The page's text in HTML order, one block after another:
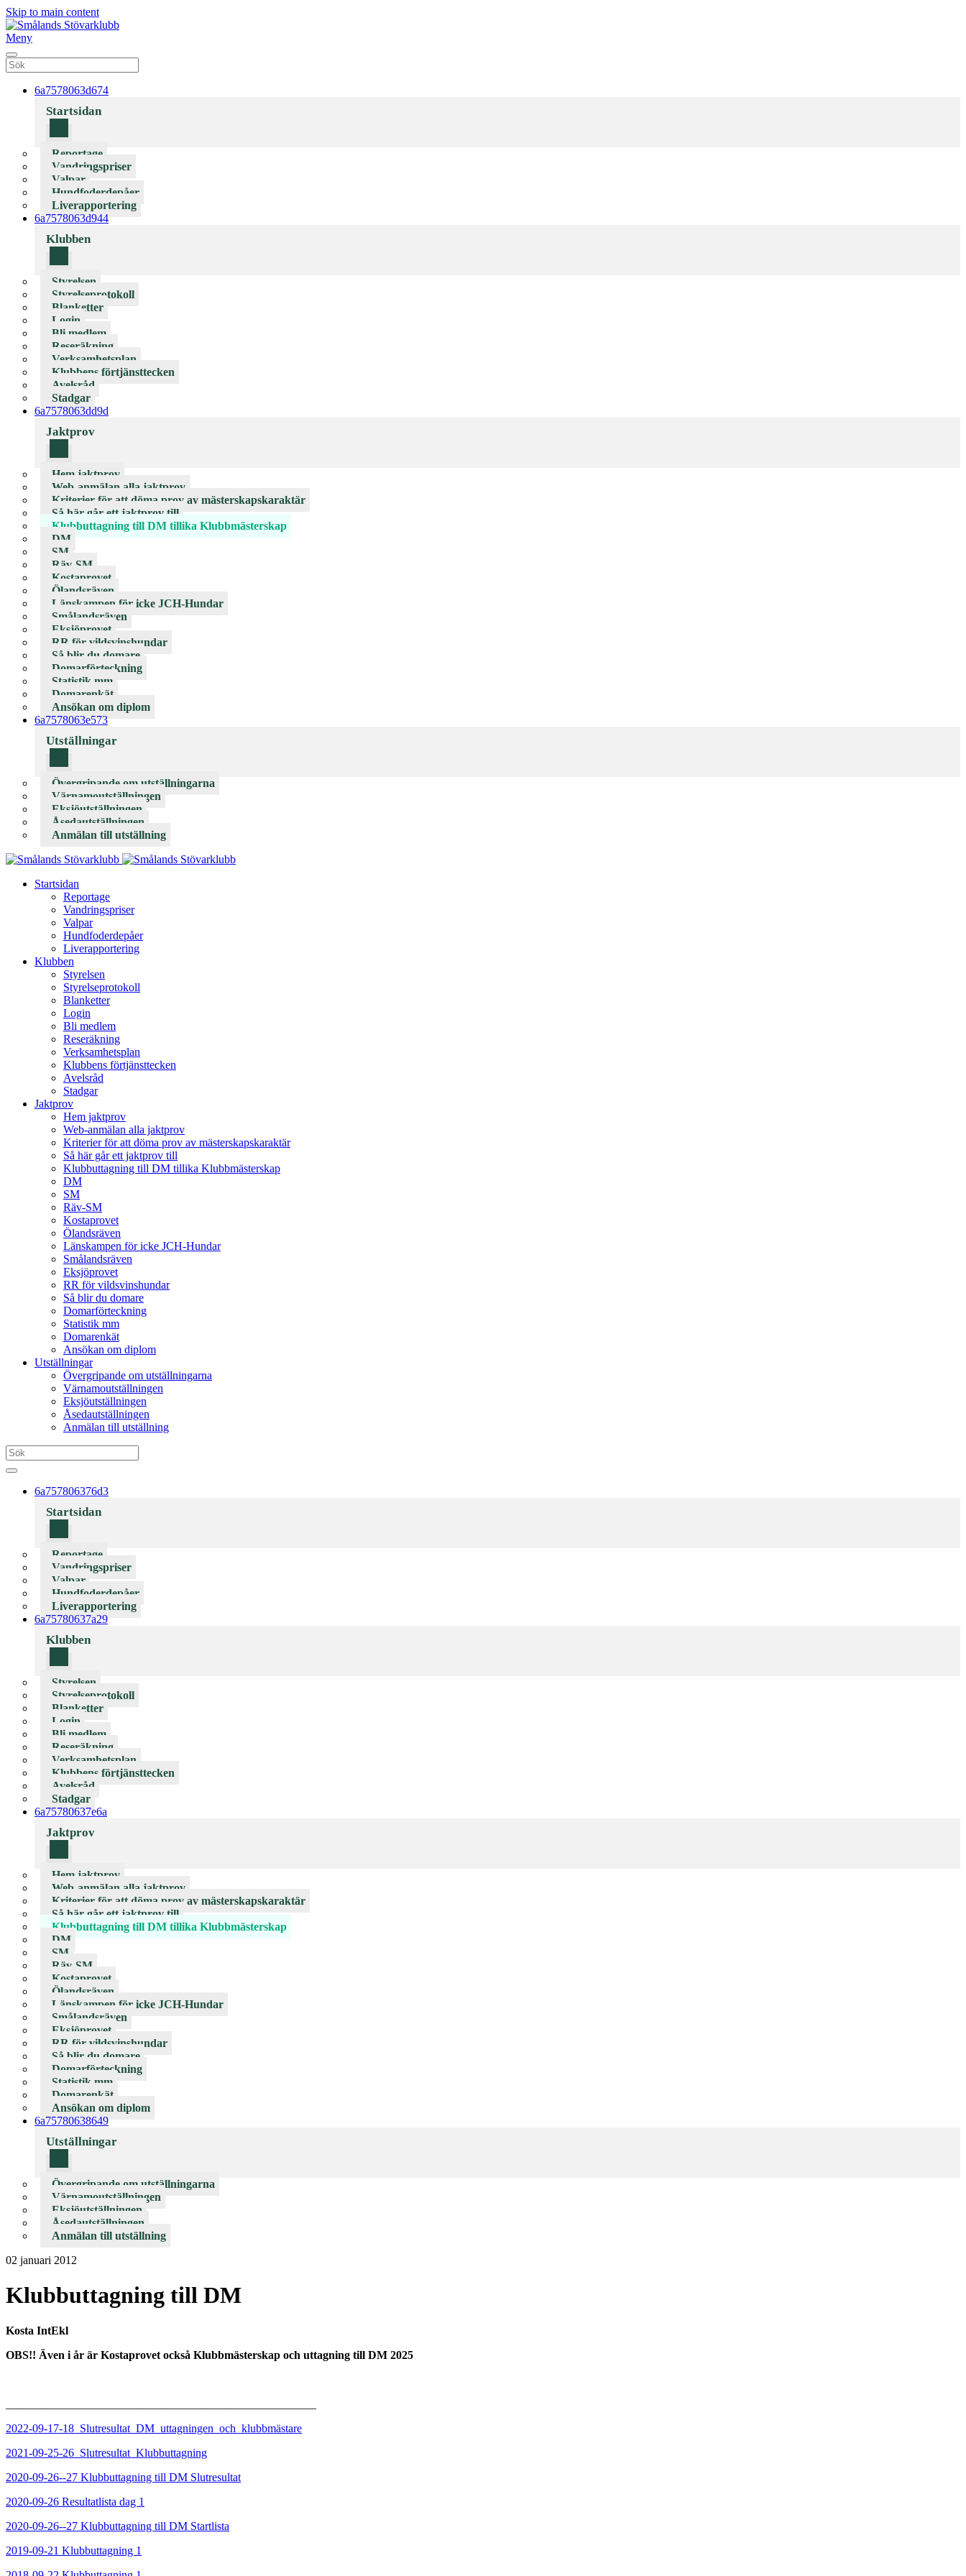
Skip to main content
Meny
6a7578063d674
Startsidan
Reportage
Vandringspriser
Valpar
Hundfoderdepåer
Liverapportering
6a7578063d944
Klubben
Styrelsen
Styrelseprotokoll
Blanketter
Login
Bli medlem
Reseräkning
Verksamhetsplan
Klubbens förtjänsttecken
Avelsråd
Stadgar
6a7578063dd9d
Jaktprov
Hem jaktprov
Web-anmälan alla jaktprov
Kriterier för att döma prov av mästerskapskaraktär
Så här går ett jaktprov till
Klubbuttagning till DM tillika Klubbmästerskap
DM
SM
Räv-SM
Kostaprovet
Ölandsräven
Länskampen för icke JCH-Hundar
Smålandsräven
Eksjöprovet
RR för vildsvinshundar
Så blir du domare
Domarförteckning
Statistik mm
Domarenkät
Ansökan om diplom
6a7578063e573
Utställningar
Övergripande om utställningarna
Värnamoutställningen
Eksjöutställningen
Åsedautställningen
Anmälan till utställning
Startsidan
Reportage
Vandringspriser
Valpar
Hundfoderdepåer
Liverapportering
Klubben
Styrelsen
Styrelseprotokoll
Blanketter
Login
Bli medlem
Reseräkning
Verksamhetsplan
Klubbens förtjänsttecken
Avelsråd
Stadgar
Jaktprov
Hem jaktprov
Web-anmälan alla jaktprov
Kriterier för att döma prov av mästerskapskaraktär
Så här går ett jaktprov till
Klubbuttagning till DM tillika Klubbmästerskap
DM
SM
Räv-SM
Kostaprovet
Ölandsräven
Länskampen för icke JCH-Hundar
Smålandsräven
Eksjöprovet
RR för vildsvinshundar
Så blir du domare
Domarförteckning
Statistik mm
Domarenkät
Ansökan om diplom
Utställningar
Övergripande om utställningarna
Värnamoutställningen
Eksjöutställningen
Åsedautställningen
Anmälan till utställning
6a757806376d3
Startsidan
Reportage
Vandringspriser
Valpar
Hundfoderdepåer
Liverapportering
6a75780637a29
Klubben
Styrelsen
Styrelseprotokoll
Blanketter
Login
Bli medlem
Reseräkning
Verksamhetsplan
Klubbens förtjänsttecken
Avelsråd
Stadgar
6a75780637e6a
Jaktprov
Hem jaktprov
Web-anmälan alla jaktprov
Kriterier för att döma prov av mästerskapskaraktär
Så här går ett jaktprov till
Klubbuttagning till DM tillika Klubbmästerskap
DM
SM
Räv-SM
Kostaprovet
Ölandsräven
Länskampen för icke JCH-Hundar
Smålandsräven
Eksjöprovet
RR för vildsvinshundar
Så blir du domare
Domarförteckning
Statistik mm
Domarenkät
Ansökan om diplom
6a75780638649
Utställningar
Övergripande om utställningarna
Värnamoutställningen
Eksjöutställningen
Åsedautställningen
Anmälan till utställning
02 januari 2012
Klubbuttagning till DM
Kosta IntEkl
OBS!! Även i år är Kostaprovet också Klubbmästerskap och uttagning till DM 2025
2022-09-17-18_Slutresultat_DM_uttagningen_och_klubbmästare
2021-09-25-26_Slutresultat_Klubbuttagning
2020-09-26--27 Klubbuttagning till DM Slutresultat
2020-09-26 Resultatlista dag 1
2020-09-26--27 Klubbuttagning till DM Startlista
2019-09-21 Klubbuttagning 1